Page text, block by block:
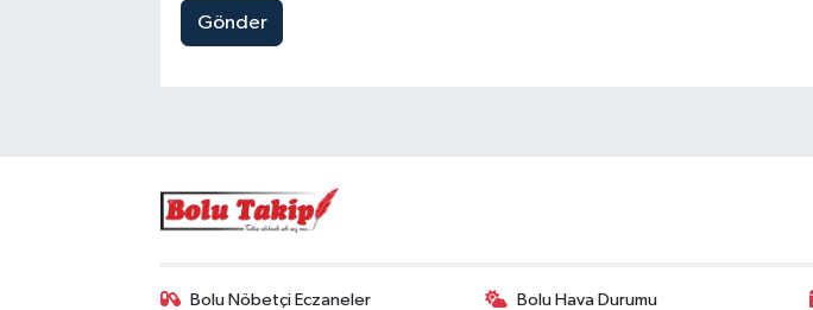
Gönder
Bolu Nöbetçi Eczaneler Bolu Hava Durumu